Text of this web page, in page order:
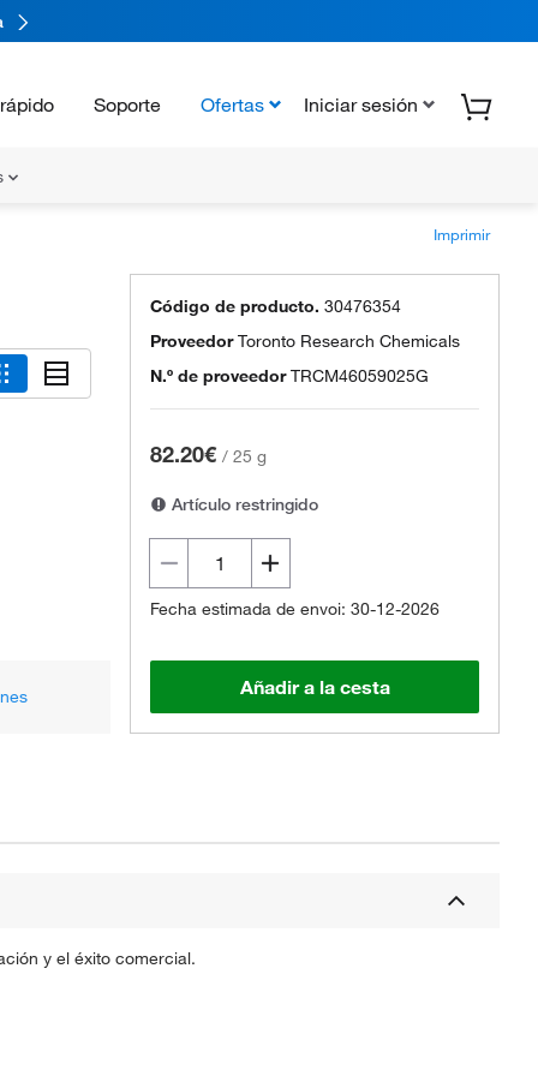
Soporte Ofertas Iniciar sesión
Imprimir
Código de producto. 30476354
ProveedorToronto Research Chemicals
N.º de proveedor TRCM46059025G
82.20€ / 25 g
Artículo restringido
Fecha estimada de envoi: 30-12-2026
Añadir a la cesta
y el éxito comercial.